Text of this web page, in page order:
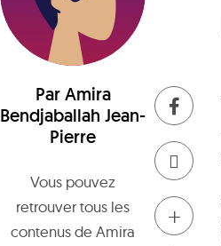
ParAmira
Bendjaballah Jean-
Pierre
Vous pouvez
retrouver tous les
contenus de Amira
+